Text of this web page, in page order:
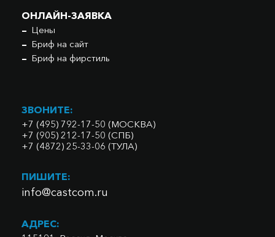
ОНЛАЙН-ЗАЯВКА
Цены
Бриф на сайт
Бриф на фирстиль
ЗВОНИТЕ:
+7 (495) 792-17-50 (МОСКВА)
+7 (905) 212-17-50 (СПБ)
+7 (4872) 25-33-06 (ТУЛА)
ПИШИТЕ:
info@castcom.ru
АДРЕС: